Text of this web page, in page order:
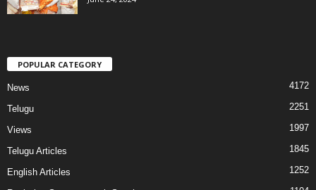
POPULAR CATEGORY
News 4172
Telugu 2251
Views 1997
Telugu Articles 1845
English Articles 1252